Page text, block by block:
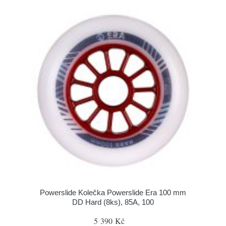
Powerslide Kolečka Powerslide Era 100 mm
DD Hard (8ks), 85A, 100
5 390 Kč